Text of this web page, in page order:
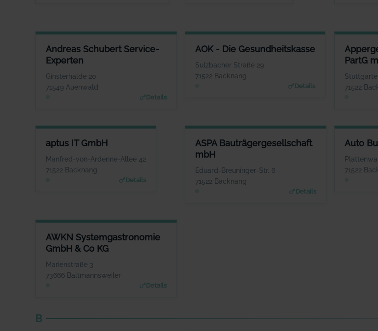
Andreas Schubert Service-
Experten
Ginsterhalde 20
71549 Auenwald
Details
ANDREAS SCHUBERT SERVICE-EXPERTEN AOK - Die Gesundheitskasse
Sulzbacher Straße 29
71522 Backnang
Details
AOK - DIE GESUNDHEITSKASSE
Herr Dominik Parys
www.aok.de/bw
PartG
71522
aptus IT GmbH
Manfred-von-Ardenne-Allee 42
71522 Backnang
Details
APTUS IT GMBH
Herr Reinhard Mayer
www.aptus.de
ASPA Bauträgergesellschaft
mbH
Eduard-Breuninger-Str. 6
71522 Backnang
Details
ASPA BAUTRÄGERGESELLSCHAFT MBH
ANSPRECHPARTNER
www.aspa-bau.de
Auto
71522
AUTO
Herr
AWKN Systemgastronomie
GmbH & Co KG
Marienstraße 3
73666 Baltmannsweiler
Details
AWKN SYSTEMGASTRONOMIE GMBH & CO KG
Herr Hrisowalantis Betikis
B